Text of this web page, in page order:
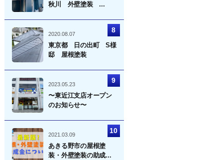
秋川 外壁塗装 ...
2020.08.07
東京都 日の出町 S様
邸 屋根塗装
2023.05.23
〜東近江支店オープン
のお知らせ〜
2021.03.09
あきる野市の屋根塗
装・外壁塗装の助成...